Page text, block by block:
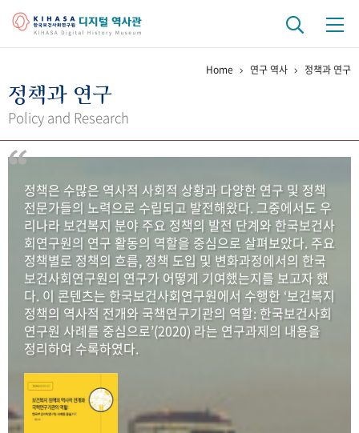
걸어온 길 기관 변천사
연구 역사
정책과 연구 키워드로 보는 연구 역사
연구자들
간행물 변천사
기록물 아카이브
사진 아카이브 문서 기록물 행정박물 영상 기록물
50+1주년 기념
성과 50선 숫자로 보는 50년
세계와 함께 한 KIHASA
Home 연구 역사 정책과 연구
정책과 연구
Policy and Research
정책은 수많은 역사적 사회적 상황과 다양한 연구 및 정책
전문가들의 노력으로 수립되고 발전해왔다. 그중에서도 우
리나라 보건복지 분야 주요 정책의 발전 단계와 한국보건사
회연구원의 연구 활동의 역할을 중심으로 살펴보았다. 주요
정책별로 정책의 흐름, 정책 도입 및 변화과정에서의 한국
보건사회연구원의 연구가 어떻게 기여했는지를 보고자 했
다. 이 콘텐츠는 한국보건사회연구원에서 수행한 ‘보건복지
정책의 역사적 전개와 국책연구기관의 역할: 한국보건사회
연구원 사례를 중심으로’(2020) 라는 연구과제의 내용을
정리하여 수록하였다.